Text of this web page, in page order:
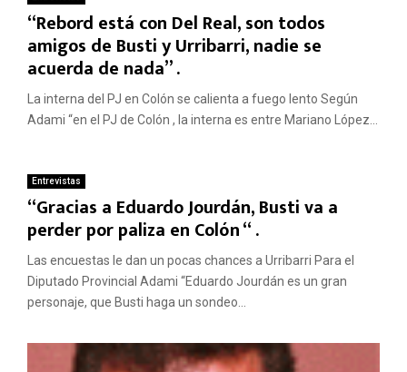
“Rebord está con Del Real, son todos
amigos de Busti y Urribarri, nadie se
acuerda de nada” .
La interna del PJ en Colón se calienta a fuego lento Según
Adami “en el PJ de Colón , la interna es entre Mariano López...
Entrevistas
“Gracias a Eduardo Jourdán, Busti va a
perder por paliza en Colón “ .
Las encuestas le dan un pocas chances a Urribarri Para el
Diputado Provincial Adami “Eduardo Jourdán es un gran
personaje, que Busti haga un sondeo...